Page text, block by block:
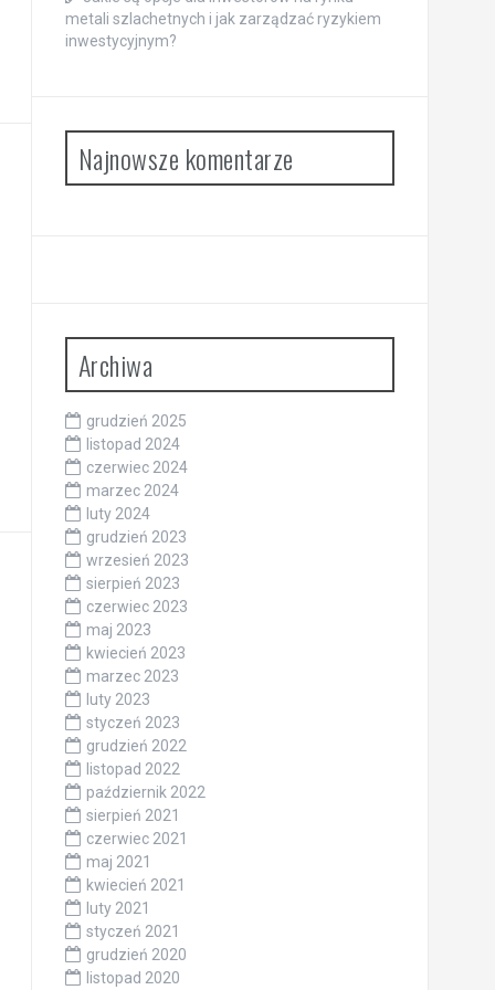
metali szlachetnych i jak zarządzać ryzykiem
inwestycyjnym?
Najnowsze komentarze
Archiwa
grudzień 2025
listopad 2024
czerwiec 2024
marzec 2024
luty 2024
grudzień 2023
wrzesień 2023
sierpień 2023
czerwiec 2023
maj 2023
kwiecień 2023
marzec 2023
luty 2023
styczeń 2023
grudzień 2022
listopad 2022
październik 2022
sierpień 2021
czerwiec 2021
maj 2021
kwiecień 2021
luty 2021
styczeń 2021
grudzień 2020
listopad 2020